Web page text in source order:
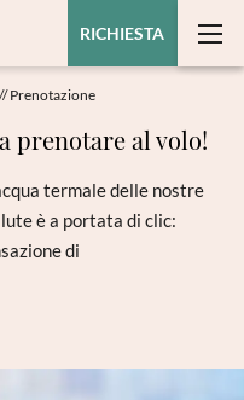
RICHIESTA
//Prenotazione
prenotare al volo!
termale delle nostre
è a portata di clic:
di